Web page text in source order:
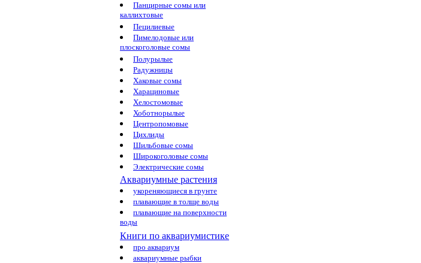
Панцирные сомы или
каллихтовые
Пецилиевые
Пимелодовые или
плоскоголовые сомы
Полурылые
Радужницы
Хаковые сомы
Харациновые
Хелостомовые
Хоботнорылые
Центропомовые
Цихлиды
Шильбовые сомы
Широкоголовые сомы
Электрические сомы
Аквариумные растения
укореняющиеся в грунте
плавающие в толще воды
плавающие на поверхности
воды
Книги по аквариумистике
про аквариум
аквариумные рыбки